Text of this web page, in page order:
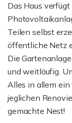
Das Haus
Teilen selbst
öffentliche Netz
Die
und weitläufig.
Alles in allem
jeglichen
gemachte Nest!